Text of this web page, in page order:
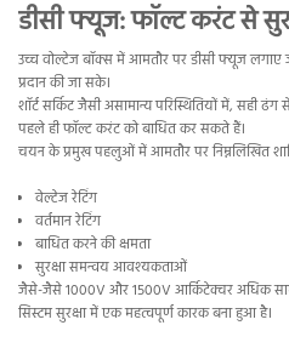
डीसी फ्यूज: फॉल्ट करंट से
उच्च वोल्टेज बॉक्स में आमतौर पर डीसी फ्यूज लगाए
प्रदान की जा सके।
शॉर्ट सर्किट जैसी असामान्य परिस्थितियों में, सही
पहले ही फॉल्ट करंट को बाधित कर सकते हैं।
चयन के प्रमुख पहलुओं में आमतौर पर निम्नलिखित
वेल्टेज रेटिंग
वर्तमान रेटिंग
बाधित करने की क्षमता
सुरक्षा समन्वय आवश्यकताओं
जैसे-जैसे 1000V और 1500V आर्किटेक्चर अधिक
सिस्टम सुरक्षा में एक महत्वपूर्ण कारक बना हुआ है।